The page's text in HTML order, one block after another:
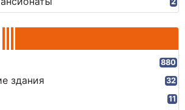
880
здания 32
11